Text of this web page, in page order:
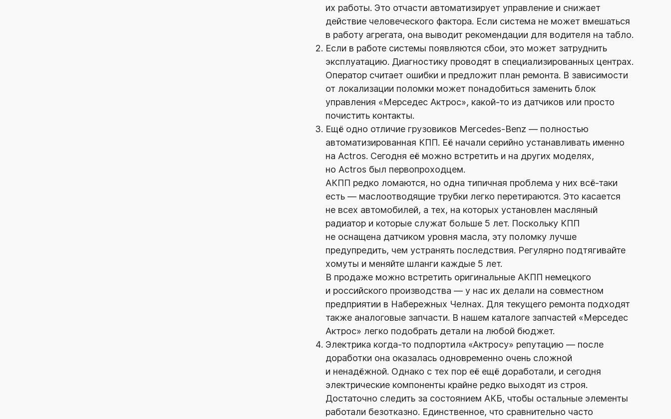
их работы. Это отчасти автоматизирует управление и снижает
действие человеческого фактора. Если система не может вмешаться
в работу агрегата, она выводит рекомендации для водителя на табло.
Если в работе системы появляются сбои, это может затруднить
эксплуатацию. Диагностику проводят в специализированных центрах.
Оператор считает ошибки и предложит план ремонта. В зависимости
от локализации поломки может понадобиться заменить блок
управления «Мерседес Актрос», какой-то из датчиков или просто
почистить контакты.
Ещё одно отличие грузовиков Mercedes-Benz — полностью
автоматизированная КПП. Её начали серийно устанавливать именно
на Actros. Сегодня её можно встретить и на других моделях,
но Actros был первопроходцем.
АКПП редко ломаются, но одна типичная проблема у них всё-таки
есть — маслоотводящие трубки легко перетираются. Это касается
не всех автомобилей, а тех, на которых установлен масляный
радиатор и которые служат больше 5 лет. Поскольку КПП
не оснащена датчиком уровня масла, эту поломку лучше
предупредить, чем устранять последствия. Регулярно подтягивайте
хомуты и меняйте шланги каждые 5 лет.
В продаже можно встретить оригинальные АКПП немецкого
и российского производства — у нас их делали на совместном
предприятии в Набережных Челнах. Для текущего ремонта подходят
также аналоговые запчасти. В нашем каталоге запчастей «Мерседес
Актрос» легко подобрать детали на любой бюджет.
Электрика когда-то подпортила «Актросу» репутацию — после
доработки она оказалась одновременно очень сложной
и ненадёжной. Однако с тех пор её ещё доработали, и сегодня
электрические компоненты крайне редко выходят из строя.
Достаточно следить за состоянием АКБ, чтобы остальные элементы
работали безотказно. Единственное, что сравнительно часто